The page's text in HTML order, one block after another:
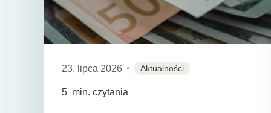
23. lipca 2026 Aktualności
5 min. czytania